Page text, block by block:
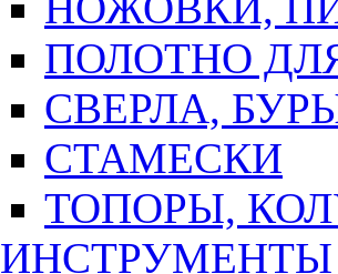
ПОЛОТНО
СВЕРЛА,
СТАМЕСКИ
ТОПОРЫ,
ИНСТРУМЕНТЫ